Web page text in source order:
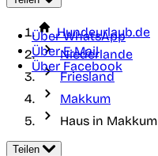
Über WhatsApp
Über E-Mail
Über Facebook
Hundeurlaub.de
Niederlande
Friesland
Makkum
Haus in Makkum
Teilen